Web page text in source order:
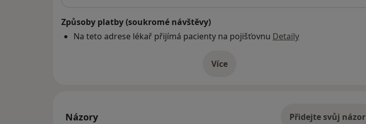
Způsoby platby (soukromé návštěvy)
Na teto adrese lékař přijímá pacienty na pojišťovnu Detaily
Víceo adrese
Názory Přidejte svůj názor